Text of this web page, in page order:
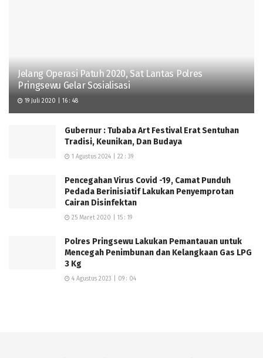
Jelang Operasi Patuh 2020, Sat Lantas Polres
Pringsewu Gelar Sosialisasi
19 Juli 2020 | 16 : 48
Gubernur : Tubaba Art Festival Erat Sentuhan
Tradisi, Keunikan, Dan Budaya
1 Agustus 2024 | 22 : 39
Pencegahan Virus Covid -19, Camat Punduh
Pedada Berinisiatif Lakukan Penyemprotan
Cairan Disinfektan
25 Maret 2020 | 15 : 19
Polres Pringsewu Lakukan Pemantauan untuk
Mencegah Penimbunan dan Kelangkaan Gas LPG
3 Kg
4 Agustus 2023 | 09 : 04